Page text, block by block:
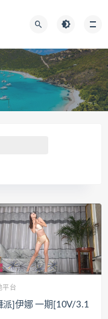
平台
派]伊娜 一期[10V/3.1